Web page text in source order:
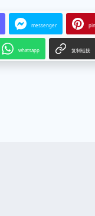
messenger
whatsapp 复制链接